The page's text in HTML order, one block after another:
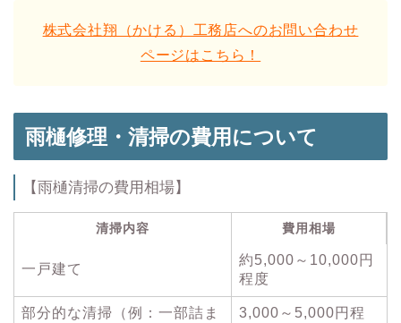
株式会社翔（かける）工務店へのお問い合わせ
ページはこちら！
雨樋修理・清掃の費用について
【雨樋清掃の費用相場】
清掃内容 費用相場
一戸建て
約5,000～10,000円
程度
部分的な清掃（例：一部詰ま
3,000～5,000円程